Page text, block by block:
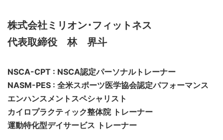
株式会社ミリオン･フィットネス
代表取締役 林 界斗
NSCA-CPT : NSCA認定パーソナルトレーナー
NASM-PES : 全米スポーツ医学協会認定パフォーマンス
エンハンスメントスペシャリスト
カイロプラクティック整体院 トレーナー
運動特化型デイサービス トレーナー